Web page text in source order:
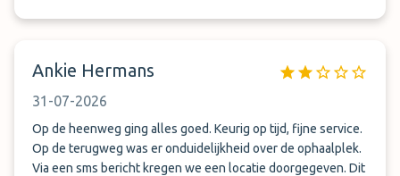
Ankie Hermans
31-07-2026
Op de heenweg ging alles goed. Keurig op tijd, fijne service.
Op de terugweg was er onduidelijkheid over de ophaalplek.
Via een sms bericht kregen we een locatie doorgegeven. Dit